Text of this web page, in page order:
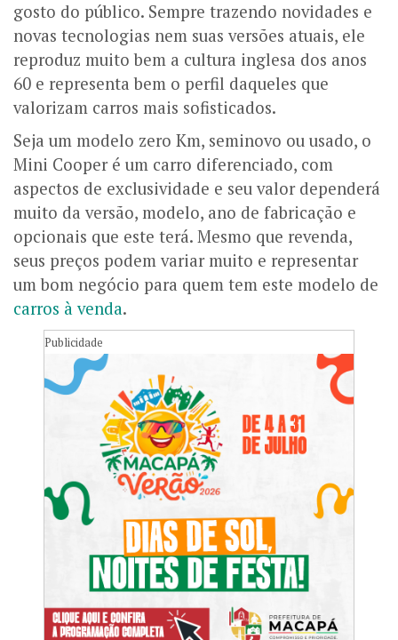
gosto do público. Sempre trazendo novidades e
novas tecnologias nem suas versões atuais, ele
reproduz muito bem a cultura inglesa dos anos
60 e representa bem o perfil daqueles que
valorizam carros mais sofisticados.
Seja um modelo zero Km, seminovo ou usado, o
Mini Cooper é um carro diferenciado, com
aspectos de exclusividade e seu valor dependerá
muito da versão, modelo, ano de fabricação e
opcionais que este terá. Mesmo que revenda,
seus preços podem variar muito e representar
um bom negócio para quem tem este modelo de
carros à venda.
Publicidade